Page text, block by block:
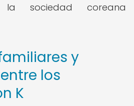
la sociedad coreana
y
los
K